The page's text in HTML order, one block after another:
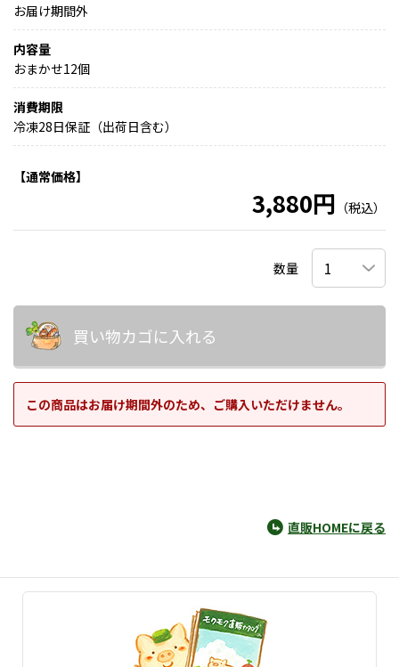
お届け期間外
内容量
おまかせ12個
消費期限
冷凍28日保証（出荷日含む）
【通常価格】
3,880円 （税込）
数量
買い物カゴに入れる
この商品はお届け期間外のため、ご購入いただけません。
直販HOMEに戻る